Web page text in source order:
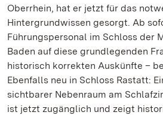
Oberrhein, hat er jetzt für das
Hintergrundwissen gesorgt. Ab
Führungspersonal im Schloss der
Baden auf diese grundlegenden
historisch korrekten Auskünfte –
Ebenfalls neu in Schloss Rastatt:
sichtbarer Nebenraum am
ist jetzt zugänglich und zeigt